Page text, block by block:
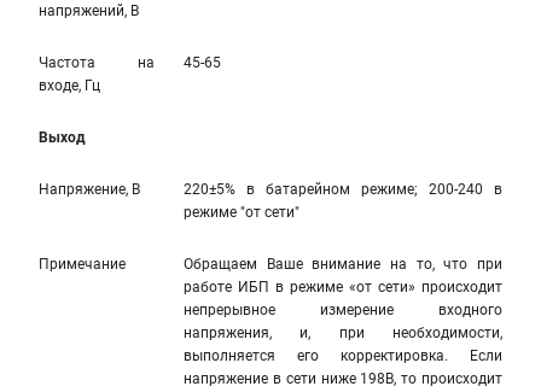
напряжений, В
Частота на
входе, Гц
45-65
Выход
Напряжение, В
220±5% в батарейном режиме; 200-240 в
режиме "от сети"
Примечание
Обращаем Ваше внимание на то, что при
работе ИБП в режиме «от сети» происходит
непрерывное измерение входного
напряжения, и, при необходимости,
выполняется его корректировка. Если
напряжение в сети ниже 198В, то происходит